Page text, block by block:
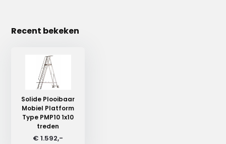
Recent bekeken
Solide Plooibaar
Mobiel Platform
Type PMP10 1x10
treden
€ 1.592,-